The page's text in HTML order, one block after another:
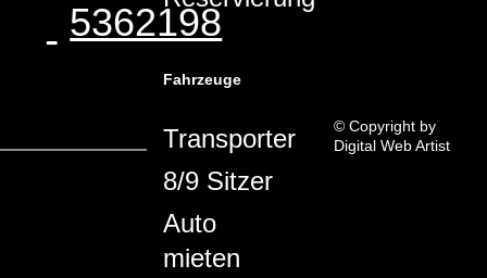
- 5362198
Fahrzeuge
Transporter
8/9 Sitzer
Auto
mieten
© Copyright by
Digital Web Artist